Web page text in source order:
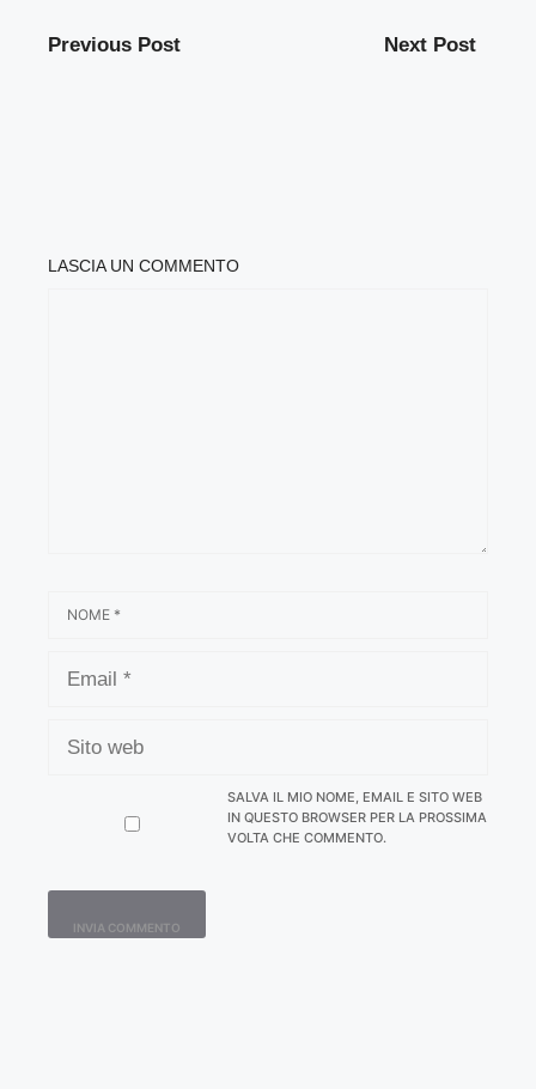
Previous Post Next Post
LASCIA UN COMMENTO
WEB
SALVA IL MIO NOME, EMAIL E SITO WEB
IN QUESTO BROWSER PER LA PROSSIMA
VOLTA CHE COMMENTO.